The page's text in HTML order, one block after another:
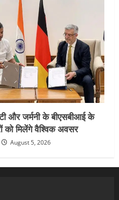
और जर्मनी के बीएसबीआई के
को मिलेंगे वैश्विक अवसर
August 5, 2026